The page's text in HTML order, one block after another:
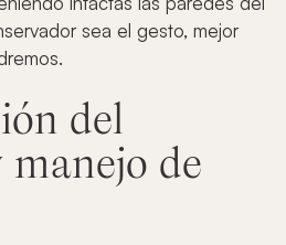
sea el gesto, mejor
del
de